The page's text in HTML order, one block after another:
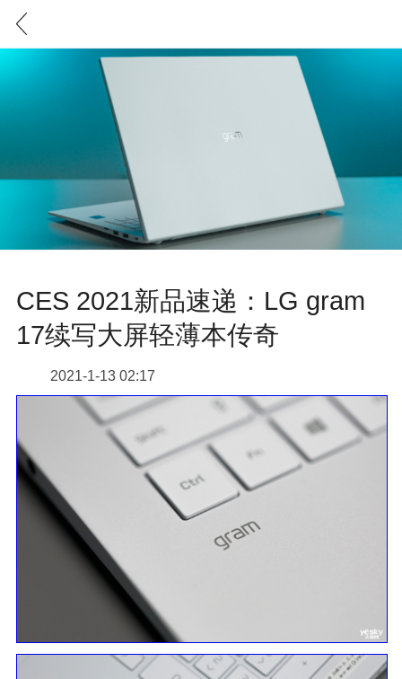
CES 2021新品速递：LG gram
17续写大屏轻薄本传奇
2021-1-13 02:17